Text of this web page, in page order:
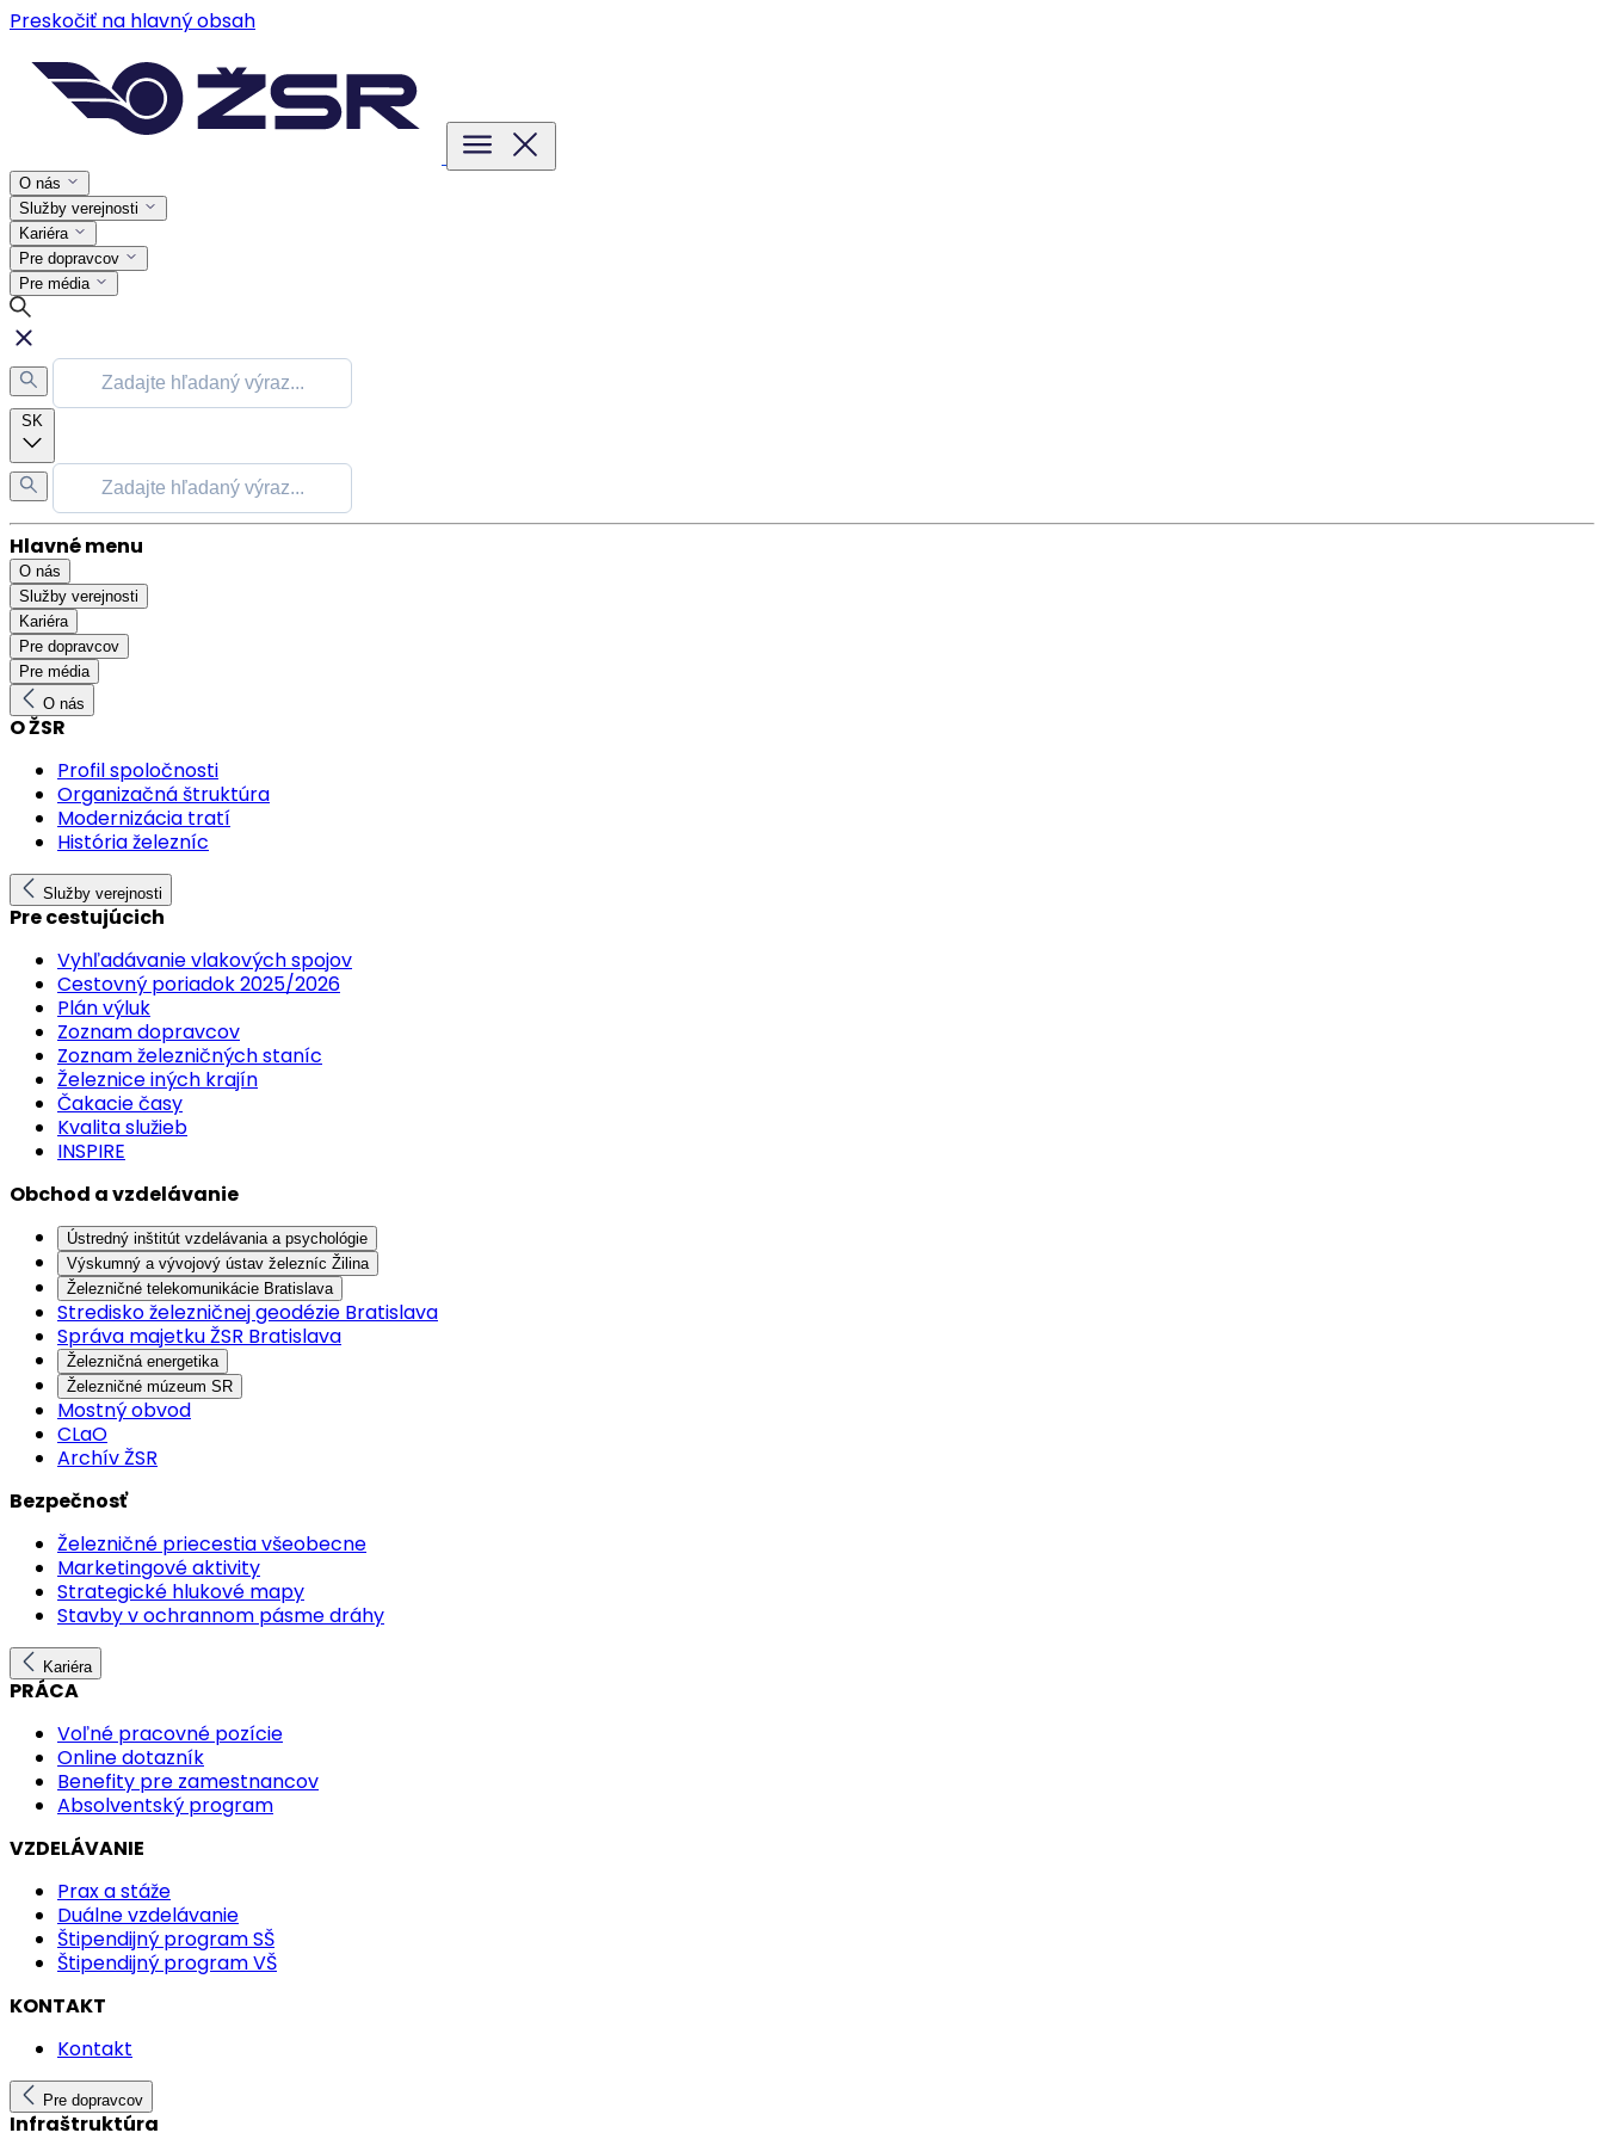
Preskočiť na hlavný obsah
O nás
Služby verejnosti
Kariéra
Pre dopravcov
Pre média
SK
Hlavné menu
O nás
Služby verejnosti
Kariéra
Pre dopravcov
Pre média
O nás
O ŽSR
Profil spoločnosti
Organizačná štruktúra
Modernizácia tratí
História železníc
Služby verejnosti
Pre cestujúcich
Vyhľadávanie vlakových spojov
Cestovný poriadok 2025/2026
Plán výluk
Zoznam dopravcov
Zoznam železničných staníc
Železnice iných krajín
Čakacie časy
Kvalita služieb
INSPIRE
Obchod a vzdelávanie
Ústredný inštitút vzdelávania a psychológie
Výskumný a vývojový ústav železníc Žilina
Železničné telekomunikácie Bratislava
Stredisko železničnej geodézie Bratislava
Správa majetku ŽSR Bratislava
Železničná energetika
Železničné múzeum SR
Mostný obvod
CLaO
Archív ŽSR
Bezpečnosť
Železničné priecestia všeobecne
Marketingové aktivity
Strategické hlukové mapy
Stavby v ochrannom pásme dráhy
Kariéra
PRÁCA
Voľné pracovné pozície
Online dotazník
Benefity pre zamestnancov
Absolventský program
VZDELÁVANIE
Prax a stáže
Duálne vzdelávanie
Štipendijný program SŠ
Štipendijný program VŠ
KONTAKT
Kontakt
Pre dopravcov
Infraštruktúra